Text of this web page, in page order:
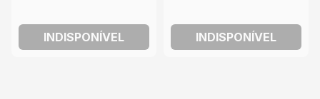
INDISPONÍVEL INDISPONÍVEL